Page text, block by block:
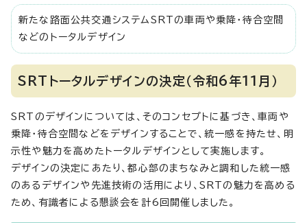
新たな路面公共交通システムSRTの車両や乗降・待合空間
などのトータルデザイン
SRTトータルデザインの決定（令和6年11月）
SRTのデザインについては、そのコンセプトに基づき、車両や
乗降・待合空間などをデザインすることで、統一感を持たせ、明
示性や魅力を高めたトータルデザインとして実施します。
デザインの決定にあたり、都心部のまちなみと調和した統一感
のあるデザインや先進技術の活用により、SRTの魅力を高める
ため、有識者による懇談会を計6回開催しました。